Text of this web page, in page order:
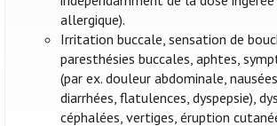
allergique).
Irritation buccale, sensation de
paresthésies buccales, aphtes,
(par ex. douleur abdominale,
diarrhées, flatulences, dyspepsie),
céphalées, vertiges, éruption